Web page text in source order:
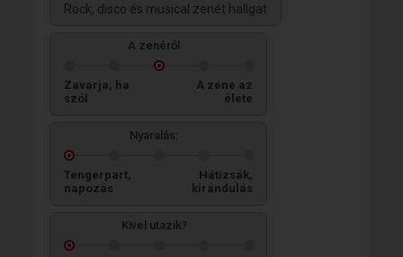
Rock, disco és musical zenét hallgat
A zenéről
Zavarja, ha
szól
A zene az
élete
Nyaralás:
Tengerpart,
napozás
Hátizsák,
kirándulás
Kivel utazik?